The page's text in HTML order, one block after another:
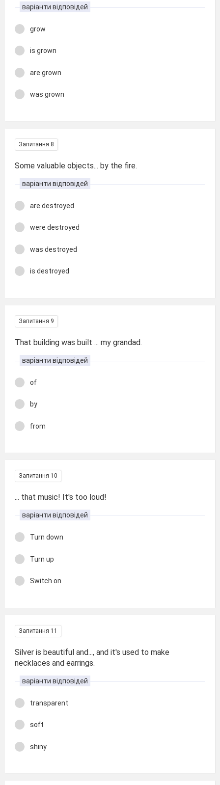
варіанти відповідей
grow
is grown
are grown
was grown
Запитання 8
Some valuable objects... by the fire.
варіанти відповідей
are destroyed
were destroyed
was destroyed
is destroyed
Запитання 9
That building was built ... my grandad.
варіанти відповідей
of
by
from
Запитання 10
... that music! It's too loud!
варіанти відповідей
Turn down
Turn up
Switch on
Запитання 11
Silver is beautiful and..., and it's used to make
necklaces and earrings.
варіанти відповідей
transparent
soft
shiny